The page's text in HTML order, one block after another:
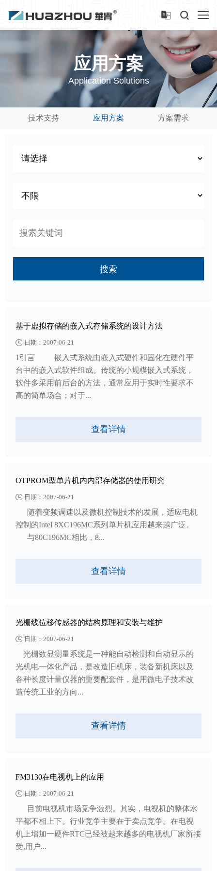
应用方案
Application Solutions
技术支持 应用方案 方案需求
搜索
基于虚拟存储的嵌入式存储系统的设计方法
日期：2007-06-21
1引言 嵌入式系统由嵌入式硬件和固化在硬件平
台中的嵌入式软件组成。传统的小规模嵌入式系统，
软件多采用前后台的方法，通常应用于实时性要求不
高的简单场合；对于...
查看详情
OTPROM型单片机内内部存储器的使用研究
日期：2007-06-21
随着变频调速以及微机控制技术的发展，适应电机
控制的Intel 8XC196MC系列单片机应用越来越广泛。
与80C196MC相比，8...
查看详情
光栅线位移传感器的结构原理和安装与维护
日期：2007-06-21
光栅数显测量系统是一种能自动检测和自动显示的
光机电一体化产品，是改造旧机床，装备新机床以及
各种长度计量仪器的重要配套件，是用微电子技术改
造传统工业的方向...
查看详情
FM3130在电视机上的应用
日期：2007-06-21
目前电视机市场竞争激烈。其实，电视机的整体水
平都不相上下。行业竞争主要在于卖点竞争。在电视
机上增加一硬件RTC已经被越来越多的电视机厂家所接
受,用户...